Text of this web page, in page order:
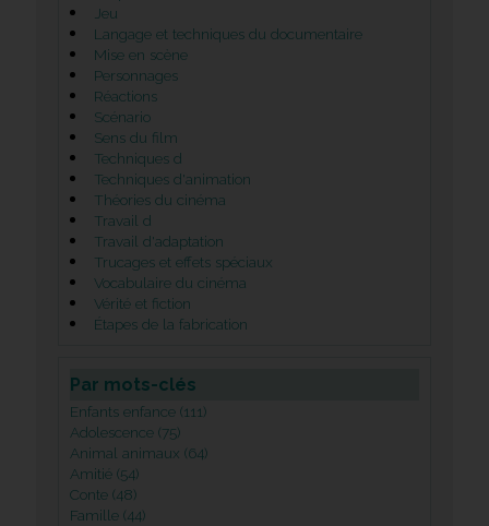
Jeu
Langage et techniques du documentaire
Mise en scène
Personnages
Réactions
Scénario
Sens du film
Techniques d
Techniques d'animation
Théories du cinéma
Travail d
Travail d'adaptation
Trucages et effets spéciaux
Vocabulaire du cinéma
Vérité et fiction
Étapes de la fabrication
Par mots-clés
Enfants enfance (111)
Adolescence (75)
Animal animaux (64)
Amitié (54)
Conte (48)
Famille (44)